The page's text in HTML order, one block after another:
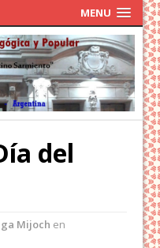
MENU
del
Mijoch en